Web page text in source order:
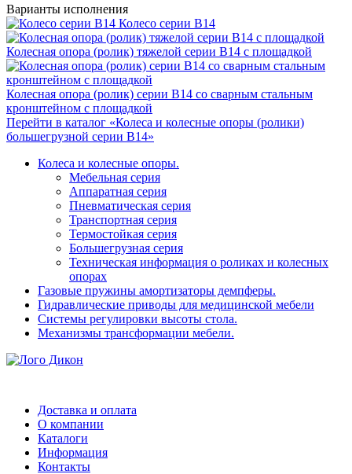
Варианты исполнения
Колесо серии B14
Колесная опора (ролик) тяжелой серии В14 с площадкой
Колесная опора (ролик) серии В14 со сварным стальным
кронштейном с площадкой
Перейти в каталог «Колеса и колесные опоры (ролики)
большегрузной серии В14»
Колеса и колесные опоры.
Мебельная серия
Аппаратная серия
Пневматическая серия
Транспортная серия
Термостойкая серия
Большегрузная серия
Техническая информация о роликах и колесных
опорах
Газовые пружины амортизаторы демпферы.
Гидравлические приводы для медицинской мебели
Системы регулировки высоты стола.
Механизмы трансформации мебели.
Доставка и оплата
О компании
Каталоги
Информация
Контакты